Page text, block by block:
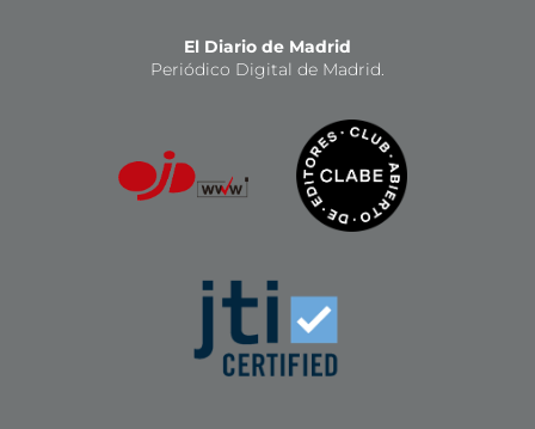
El Diario de Madrid
Periódico Digital de Madrid.